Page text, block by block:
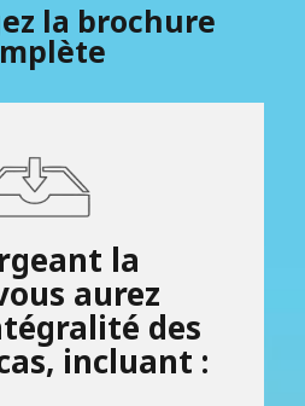
la brochure
la
aurez
des
incluant :